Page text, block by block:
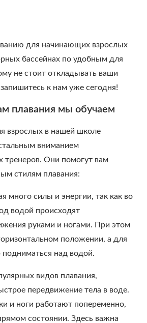
для начинающих взрослых
бассейнах по удобным для
не стоит откладывать ваши
запишитесь к нам уже сегодня!
плавания мы обучаем
взрослых в нашей школе
вниманием
тренеров. Они помогут вам
стилям плавания:
много силы и энергии, так как во
водой происходят
руками и ногами. При этом
положении, а для
над водой.
видов плавания,
передвижение тела в воде.
и ноги работают попеременно,
состоянии. Здесь важна